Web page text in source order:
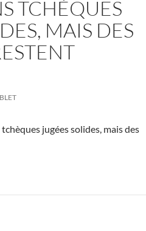
TCHÈQUES
MAIS DES
jugées solides, mais des